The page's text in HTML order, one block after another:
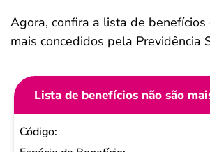
Agora, confira a lista de benefícios
mais concedidos pela Previdência
Lista de benefícios não são
Código